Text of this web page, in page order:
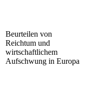
Beurteilen von
Reichtum und
wirtschaftlichem
Aufschwung in Europa